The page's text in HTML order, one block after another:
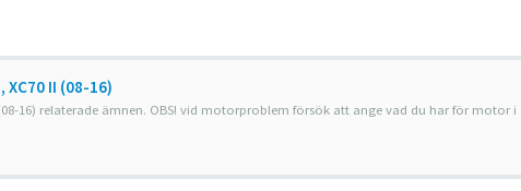
XC70 II (08-16)
(08-16) relaterade ämnen. OBS! vid motorproblem försök att ange vad du har för motor i